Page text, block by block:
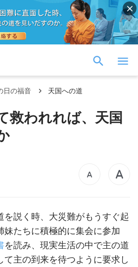
日の福音 天国への道
救われれば、天国
を説く時、大災難がもうすぐ起
妹たちに積極的に集会に参加
を読み、現実生活の中で主の道
て主の到来を待つように要求し